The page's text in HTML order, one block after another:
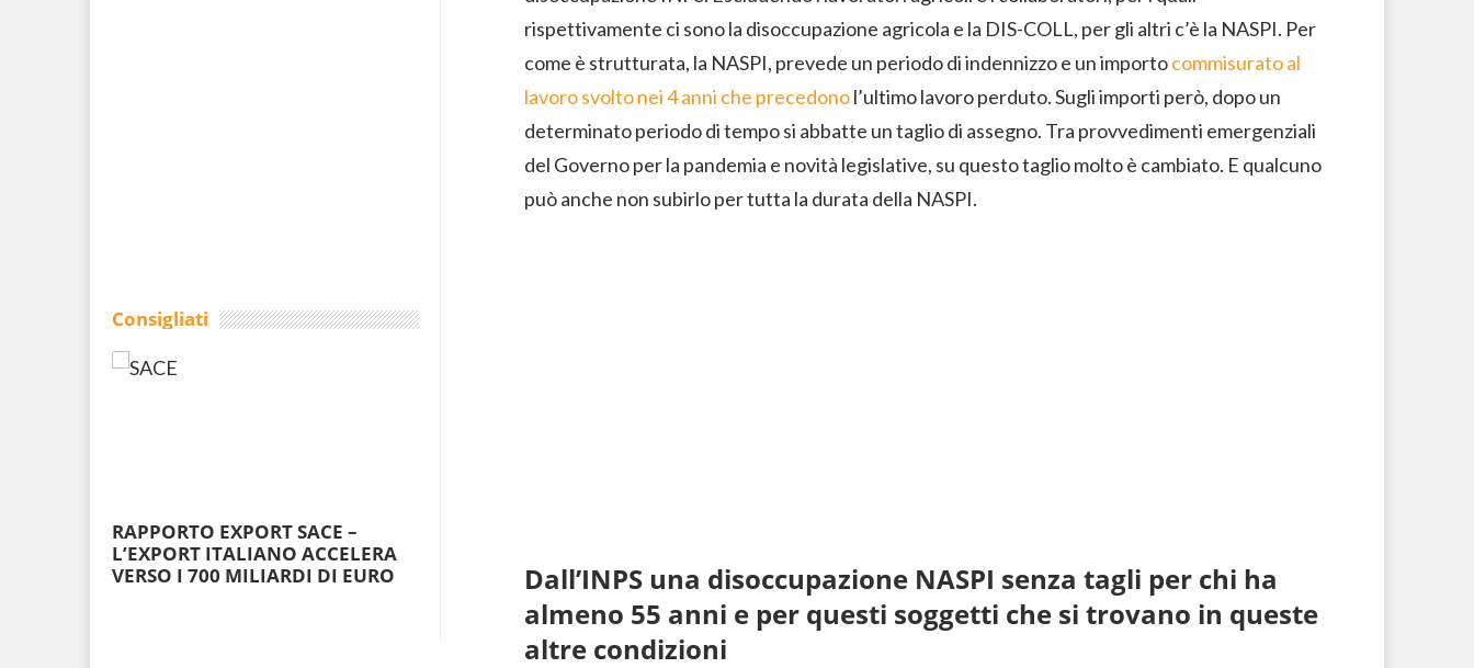
rispettivamente ci sono la disoccupazione agricola e la DIS-COLL, per gli altri c’è la NASPI. Per
come è strutturata, la NASPI, prevede un periodo di indennizzo e un importocommisurato al
lavoro svolto nei 4 anni che precedonol’ultimo lavoro perduto. Sugli importi però, dopo un
determinato periodo di tempo si abbatte un taglio di assegno. Tra provvedimenti emergenziali
del Governo per la pandemia e novità legislative, su questo taglio molto è cambiato. E qualcuno
può anche non subirlo per tutta la durata della NASPI.
Dall’INPS una disoccupazione NASPI senza tagli per chi ha
almeno 55 anni e per questi soggetti che si trovano in queste
altre condizioni
Consigliati
RAPPORTO EXPORT SACE –
L’EXPORT ITALIANO ACCELERA
VERSO I 700 MILIARDI DI EURO